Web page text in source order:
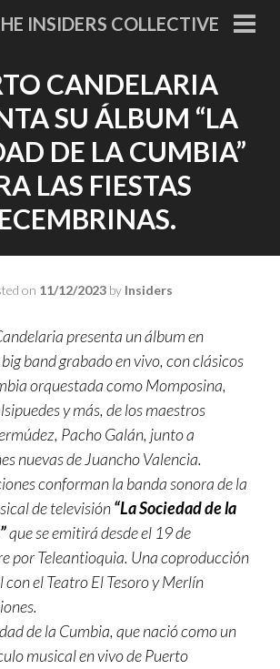
INSIDERS COLLECTIVE
CANDELARIA
SU ÁLBUM “LA
DE LA CUMBIA”
LAS FIESTAS
on 11/12/2023by Insiders
presenta un álbum en
band grabado en vivo, con clásicos
orquestada como Momposina,
y más, de los maestros
Pacho Galán, junto a
nuevas de Juancho Valencia.
conforman la banda sonora de la
de televisión“La Sociedad de la
que se emitirá desde el 19 de
por Teleantioquia. Una coproducción
con el Teatro El Tesoro y Merlín
de la Cumbia, que nació como un
musical en vivo de Puerto